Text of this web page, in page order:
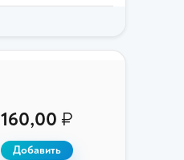
160,00 ₽
Добавить